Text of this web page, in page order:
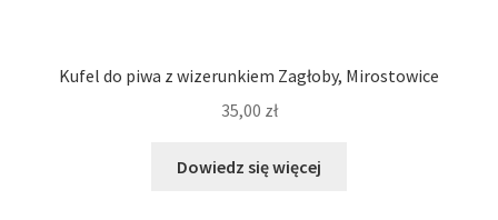
Kufel do piwa z wizerunkiem Zagłoby, Mirostowice
35,00 zł
Dowiedz się więcej